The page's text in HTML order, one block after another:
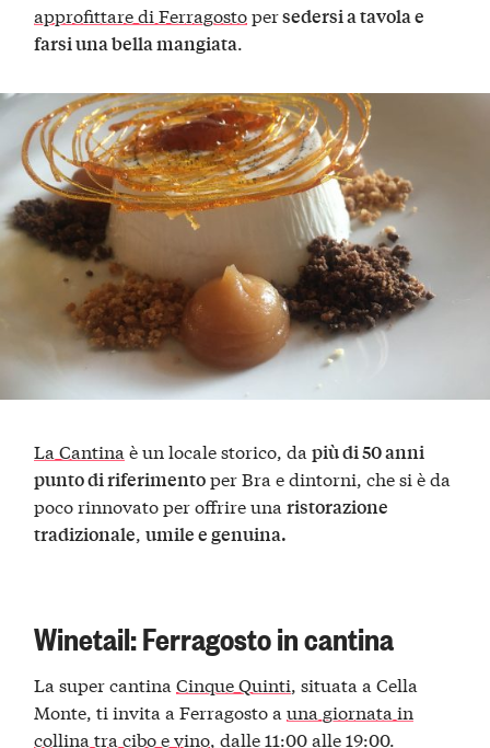
approfittare di Ferragostopersedersi a tavola e
farsi una bella mangiata.
La Cantina è un locale storico, dapiù di 50 anni
punto di riferimentoper Bra e dintorni, che si è da
poco rinnovato per offrire unaristorazione
tradizionale,umile e genuina.
Winetail: Ferragosto in cantina
La super cantinaCinque Quinti, situata a Cella
Monte, ti invita a Ferragosto auna giornata in
collina tra cibo e vino, dalle 11:00 alle 19:00.